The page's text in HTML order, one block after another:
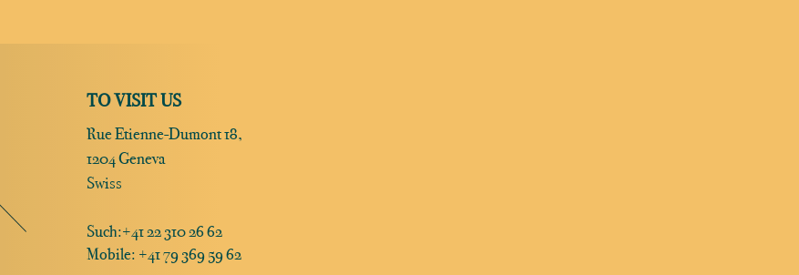
TO VISIT US
Rue Etienne-Dumont 18,
1204 Geneva
Swiss
Such:+41 22 310 26 62
Mobile: +41 79 369 59 62